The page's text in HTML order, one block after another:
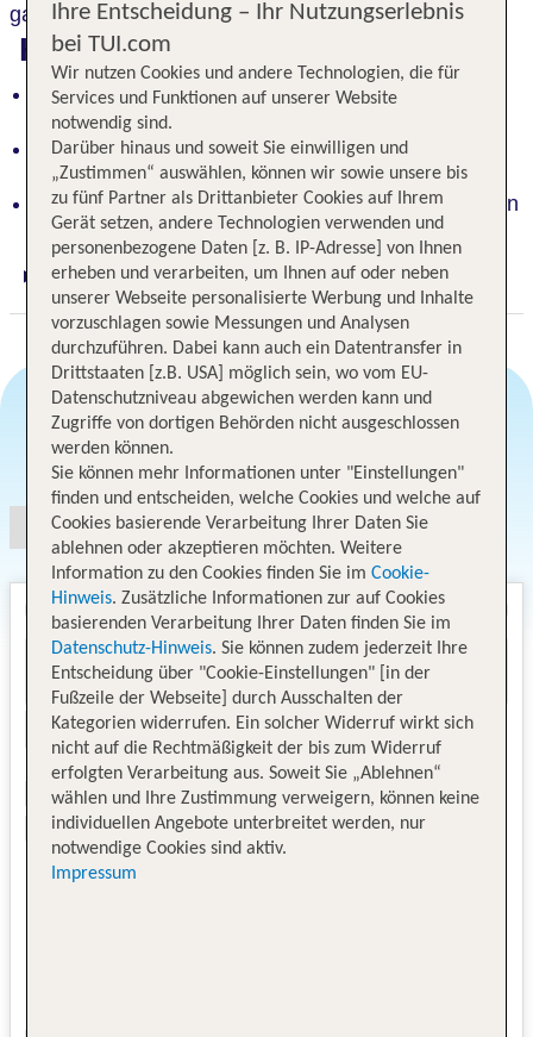
garantieren pure Entspannung.
Highlights
Ruhiger Rückzugsort in einmaliger Lage direkt am
Wattenmeer
SPA-ROSA Wellnessoase mit Innen- und
Außenpool
Kulinarische Highlights mit regionalen Spezialitäten
Digitaler und telefonischer 24/7 TUI Service
Angebotsauswahl
Ihre Entscheidung – Ihr Nutzungserlebnis
bei TUI.com
Wir nutzen Cookies und andere Technologien, die für
Services und Funktionen auf unserer Website
notwendig sind.
Darüber hinaus und soweit Sie einwilligen und
„Zustimmen“ auswählen, können wir sowie unsere bis
zu fünf Partner als Drittanbieter Cookies auf Ihrem
Gerät setzen, andere Technologien verwenden und
personenbezogene Daten [z. B. IP-Adresse] von Ihnen
erheben und verarbeiten, um Ihnen auf oder neben
unserer Webseite personalisierte Werbung und Inhalte
vorzuschlagen sowie Messungen und Analysen
durchzuführen. Dabei kann auch ein Datentransfer in
Drittstaaten [z.B. USA] möglich sein, wo vom EU-
Datenschutzniveau abgewichen werden kann und
Zugriffe von dortigen Behörden nicht ausgeschlossen
werden können.
Sie können mehr Informationen unter "Einstellungen"
finden und entscheiden, welche Cookies und welche auf
Cookies basierende Verarbeitung Ihrer Daten Sie
ablehnen oder akzeptieren möchten. Weitere
Information zu den Cookies finden Sie im Cookie-
Hinweis. Zusätzliche Informationen zur auf Cookies
basierenden Verarbeitung Ihrer Daten finden Sie im
Datenschutz-Hinweis. Sie können zudem jederzeit Ihre
Entscheidung über "Cookie-Einstellungen" [in der
Fußzeile der Webseite] durch Ausschalten der
Kategorien widerrufen. Ein solcher Widerruf wirkt sich
nicht auf die Rechtmäßigkeit der bis zum Widerruf
erfolgten Verarbeitung aus. Soweit Sie „Ablehnen“
wählen und Ihre Zustimmung verweigern, können keine
individuellen Angebote unterbreitet werden, nur
notwendige Cookies sind aktiv.
Impressum